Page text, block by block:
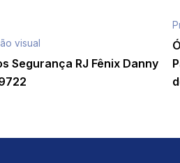
visual
Segurança RJ Fênix Danny